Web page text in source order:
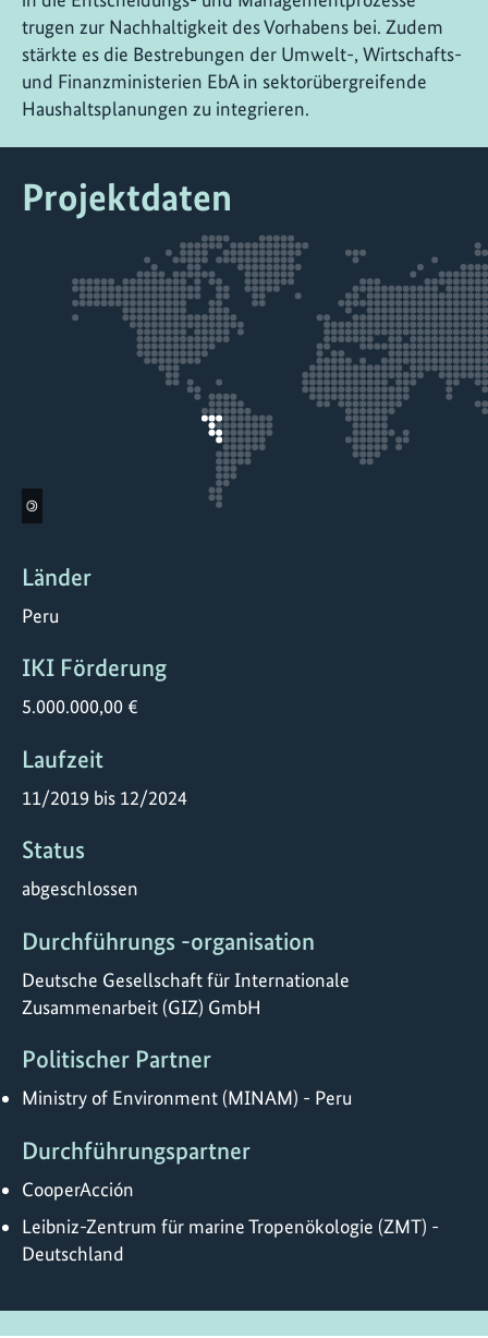
trugen zur Nachhaltigkeit des Vorhabens bei. Zudem
stärkte es die Bestrebungen der Umwelt-, Wirtschafts-
und Finanzministerien EbA in sektorübergreifende
Haushaltsplanungen zu integrieren.
Projektdaten
©
Länder
Peru
IKI Förderung
5.000.000,00 €
Laufzeit
11/2019 bis 12/2024
Status
abgeschlossen
Durchführungs -organisation
Deutsche Gesellschaft für Internationale
Zusammenarbeit (GIZ) GmbH
Politischer Partner
Ministry of Environment (MINAM) - Peru
Durchführungspartner
CooperAcción
Leibniz-Zentrum für marine Tropenökologie (ZMT) -
Deutschland